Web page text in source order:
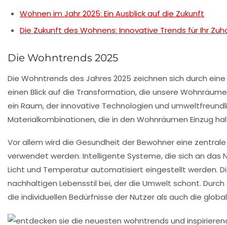
Wohnen im Jahr 2025: Ein Ausblick auf die Zukunft
Die Zukunft des Wohnens: Innovative Trends für Ihr
Die Wohntrends 2025
Die Wohntrends des Jahres 2025 zeichnen sich durch
einen Blick auf die Transformation, die unsere
ein Raum, der innovative Technologien und
Materialkombinationen, die in den Wohnräumen Einzug
Vor allem wird die Gesundheit der Bewohner eine
verwendet werden. Intelligente Systeme, die sich an das
Licht und Temperatur automatisiert eingestellt werden.
nachhaltigen Lebensstil bei, der die Umwelt schont.
die individuellen Bedürfnisse der Nutzer als auch die